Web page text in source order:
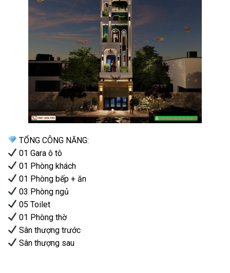
TỔNG CÔNG NĂNG:
01 Gara ô tô
01 Phòng khách
01 Phòng bếp + ăn
03 Phòng ngủ
05 Toilet
01 Phòng thờ
Sân thượng trước
Sân thượng sau